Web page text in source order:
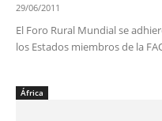
29/06/2011
El Foro Rural Mundial se
los Estados miembros de la
África